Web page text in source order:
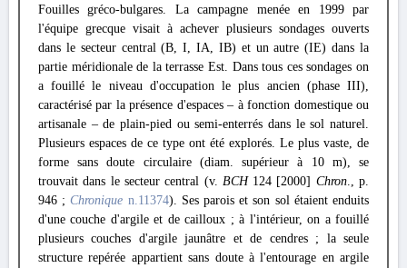
Fouilles gréco-bulgares. La campagne menée en 1999 par
l'équipe grecque visait à achever plusieurs sondages ouverts
dans le secteur central (B, I, IA, IB) et un autre (IE) dans la
partie méridionale de la terrasse Est. Dans tous ces sondages on
a fouillé le niveau d'occupation le plus ancien (phase III),
caractérisé par la présence d'espaces – à fonction domestique ou
artisanale – de plain-pied ou semi-enterrés dans le sol naturel.
Plusieurs espaces de ce type ont été explorés. Le plus vaste, de
forme sans doute circulaire (diam. supérieur à 10 m), se
trouvait dans le secteur central (v. BCH124 [2000] Chron., p.
946 ;Chronique n.11374). Ses parois et son sol étaient enduits
d'une couche d'argile et de cailloux ; à l'intérieur, on a fouillé
plusieurs couches d'argile jaunâtre et de cendres ; la seule
structure repérée appartient sans doute à l'entourage en argile